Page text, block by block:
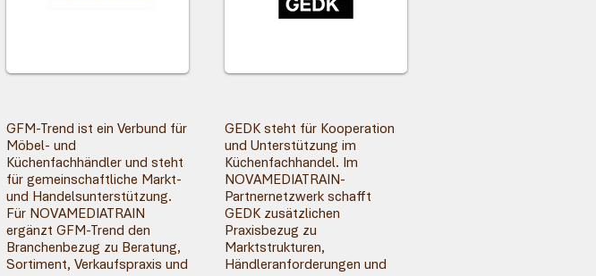
GFM-Trend ist ein Verbund für
Möbel- und
Küchenfachhändler und steht
für gemeinschaftliche Markt-
und Handelsunterstützung.
Für NOVAMEDIATRAIN
ergänzt GFM-Trend den
Branchenbezug zu Beratung,
Sortiment, Verkaufspraxis und
GEDK steht für Kooperation
und Unterstützung im
Küchenfachhandel. Im
NOVAMEDIATRAIN-
Partnernetzwerk schafft
GEDK zusätzlichen
Praxisbezug zu
Marktstrukturen,
Händleranforderungen und